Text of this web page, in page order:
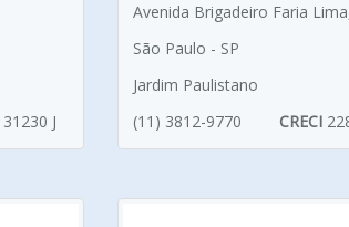
31230 J
Avenida Brigadeiro Faria
São Paulo - SP
Jardim Paulistano
(11) 3812-9770
CRECI